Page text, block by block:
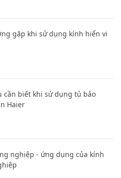
gặp khi sử dụng kính hiển vi
cần biết khi sử dụng tủ bảo
Haier
nghiệp - ứng dụng của kính